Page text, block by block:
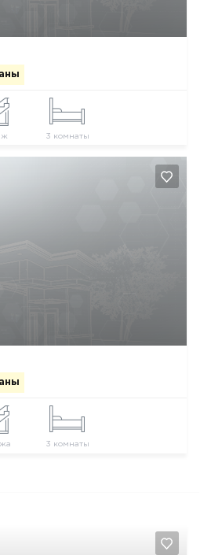
3 комнаты
3 комнаты